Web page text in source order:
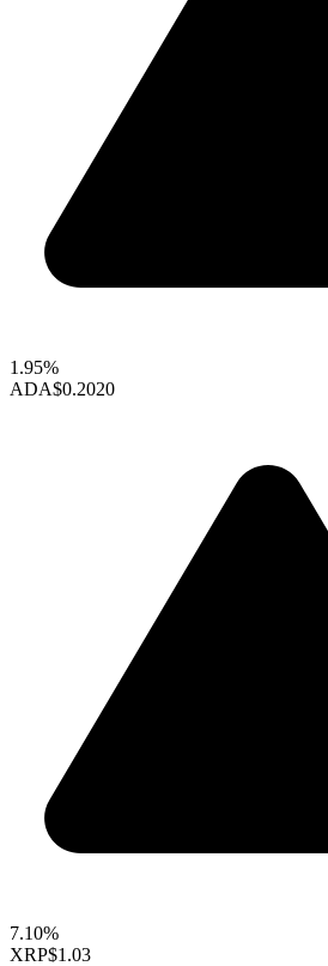
1.95%
ADA$0.2020
7.10%
XRP$1.03